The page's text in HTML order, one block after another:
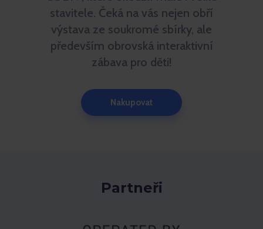
stavitele. Čeká na vás nejen obří
výstava ze soukromé sbírky, ale
především obrovská interaktivní
zábava pro děti!
Nakupovat
Partneři